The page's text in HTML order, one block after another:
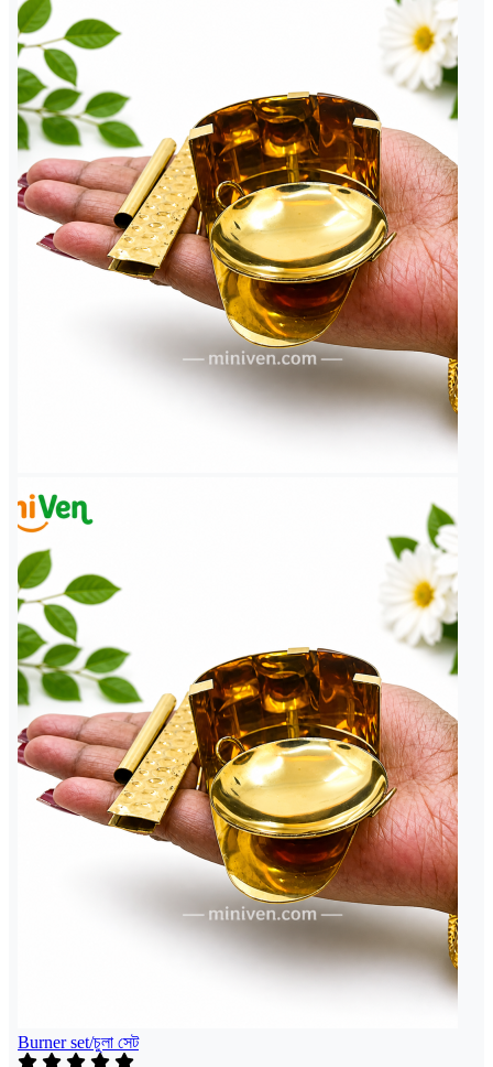
Burner set/চুলা সেট